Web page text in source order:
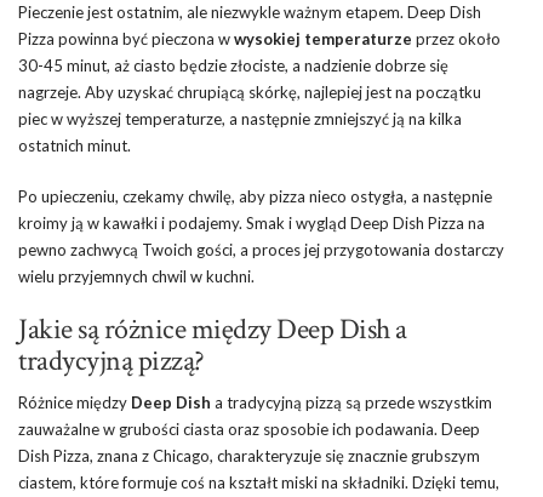
Pieczenie jest ostatnim, ale niezwykle ważnym etapem. Deep Dish
Pizza powinna być pieczona wwysokiej temperaturze przez około
30-45 minut, aż ciasto będzie złociste, a nadzienie dobrze się
nagrzeje. Aby uzyskać chrupiącą skórkę, najlepiej jest na początku
piec w wyższej temperaturze, a następnie zmniejszyć ją na kilka
ostatnich minut.
Po upieczeniu, czekamy chwilę, aby pizza nieco ostygła, a następnie
kroimy ją w kawałki i podajemy. Smak i wygląd Deep Dish Pizza na
pewno zachwycą Twoich gości, a proces jej przygotowania dostarczy
wielu przyjemnych chwil w kuchni.
Jakie są różnice między Deep Dish a
tradycyjną pizzą?
Różnice między Deep Dish a tradycyjną pizzą są przede wszystkim
zauważalne w grubości ciasta oraz sposobie ich podawania. Deep
Dish Pizza, znana z Chicago, charakteryzuje się znacznie grubszym
ciastem, które formuje coś na kształt miski na składniki. Dzięki temu,